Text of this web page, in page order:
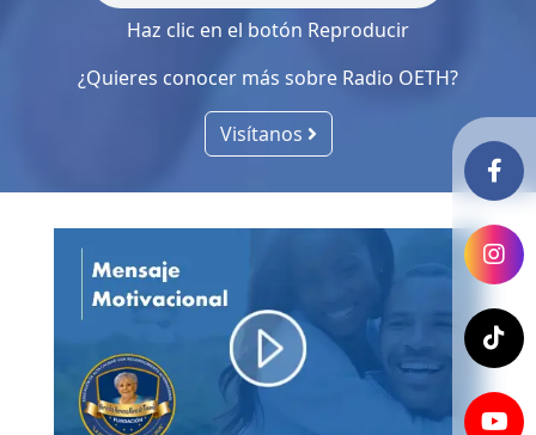
Haz clic en el botón Reproducir
¿Quieres conocer más sobre Radio OETH?
Visítanos